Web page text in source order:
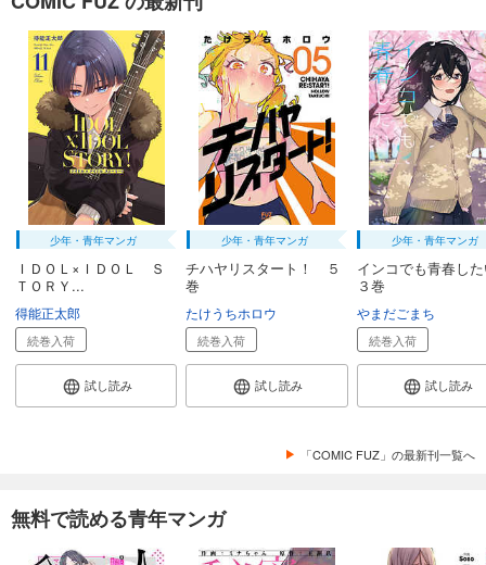
少年・青年マンガ
ＩＤＯＬ×ＩＤＯＬ Ｓ
ＴＯＲＹ...
得能正太郎
続巻入荷
試し読み
少年・青年マンガ
チハヤリスタート！ ５
巻
たけうちホロウ
続巻入荷
試し読み
少年・青年マンガ
インコでも青春し
３巻
やまだごまち
続巻入荷
試し読み
「COMIC FUZ」の最新刊一覧へ
無料で読める青年マンガ